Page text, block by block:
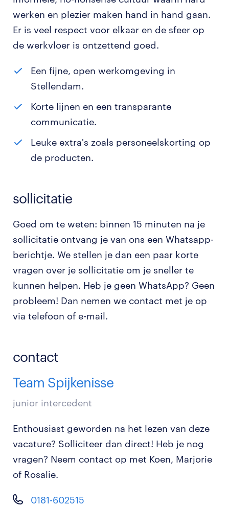
werken en plezier maken hand in hand gaan.
Er is veel respect voor elkaar en de sfeer op
de werkvloer is ontzettend goed.
Een fijne, open werkomgeving in
Stellendam.
Korte lijnen en een transparante
communicatie.
Leuke extra's zoals personeelskorting op
de producten.
sollicitatie
Goed om te weten: binnen 15 minuten na je
sollicitatie ontvang je van ons een Whatsapp-
berichtje. We stellen je dan een paar korte
vragen over je sollicitatie om je sneller te
kunnen helpen. Heb je geen WhatsApp? Geen
probleem! Dan nemen we contact met je op
via telefoon of e-mail.
contact
Team Spijkenisse
junior intercedent
Enthousiast geworden na het lezen van deze
vacature? Solliciteer dan direct! Heb je nog
vragen? Neem contact op met Koen, Marjorie
of Rosalie.
0181-602515